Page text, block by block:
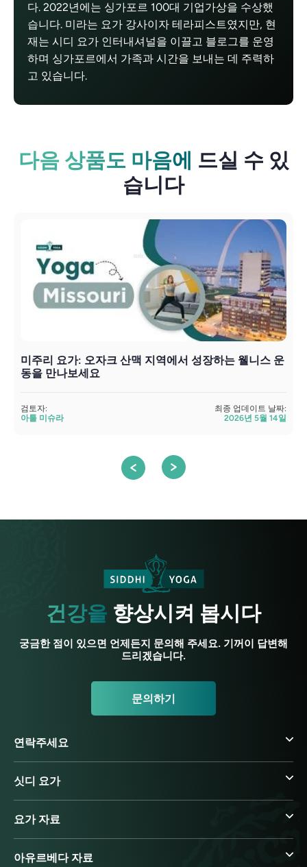
다. 2022년에는 싱가포르 100대 기업가상을 수상했
습니다. 미라는 요가 강사이자 테라피스트였지만, 현
재는 시디 요가 인터내셔널을 이끌고 블로그를 운영
하며 싱가포르에서 가족과 시간을 보내는 데 주력하
고 있습니다.
다음 상품도 마음에 드실 수 있
습니다
미주리 요가: 오자크 산맥 지역에서 성장하는 웰니스 운
동을 만나보세요
검토자:
아툴 미슈라
최종 업데이트 날짜:
2026년 5월 14일
건강을 향상시켜 봅시다
궁금한 점이 있으면 언제든지 문의해 주세요. 기꺼이 답변해
드리겠습니다.
문의하기
연락주세요
싯디 요가
요가 자료
아유르베다 자료